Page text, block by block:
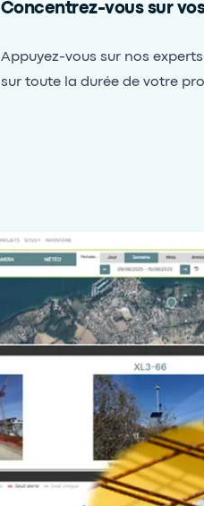
Concentrez-vous sur
Appuyez-vous sur nos
sur toute la durée de votre